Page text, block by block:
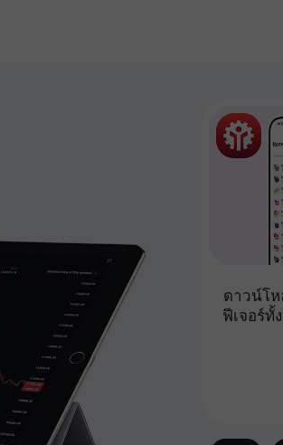
ดาวน์โห
ฟีเจอร์ทั้